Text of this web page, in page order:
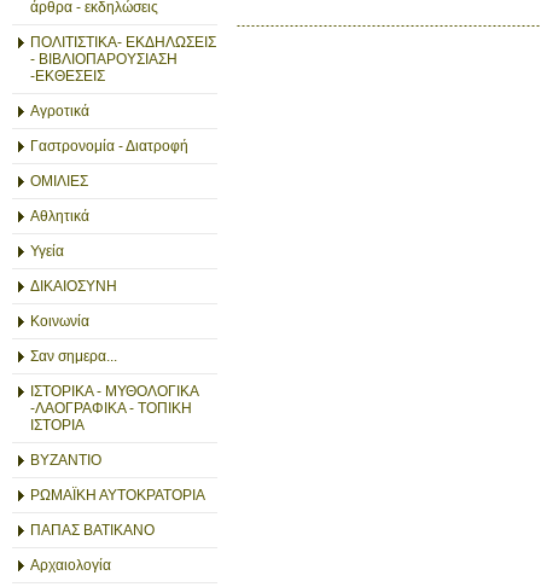
άρθρα - εκδηλώσεις
ΠΟΛΙΤΙΣΤΙΚΑ- ΕΚΔΗΛΩΣΕΙΣ
- ΒΙΒΛΙΟΠΑΡΟΥΣΙΑΣΗ
-ΕΚΘΕΣΕΙΣ
Αγροτικά
Γαστρονομία - Διατροφή
ΟΜΙΛΙΕΣ
Αθλητικά
Υγεία
ΔΙΚΑΙΟΣΥΝΗ
Κοινωνία
Σαν σημερα...
ΙΣΤΟΡΙΚΑ - ΜΥΘΟΛΟΓΙΚΑ
-ΛΑΟΓΡΑΦΙΚΑ - ΤΟΠΙΚΗ
ΙΣΤΟΡΙΑ
ΒΥΖΑΝΤΙΟ
ΡΩΜΑΪΚΗ ΑΥΤΟΚΡΑΤΟΡΙΑ
ΠΑΠΑΣ ΒΑΤΙΚΑΝΟ
Αρχαιολογία